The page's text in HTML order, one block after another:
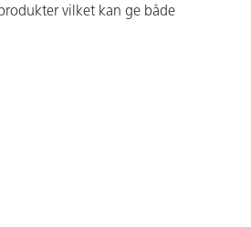
vilket kan ge både